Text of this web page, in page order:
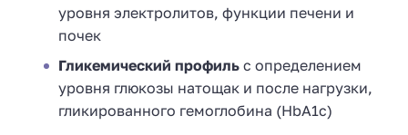
уровня электролитов, функции печени и
почек
Гликемический профиль с определением
уровня глюкозы натощак и после нагрузки,
гликированного гемоглобина (HbA1c)